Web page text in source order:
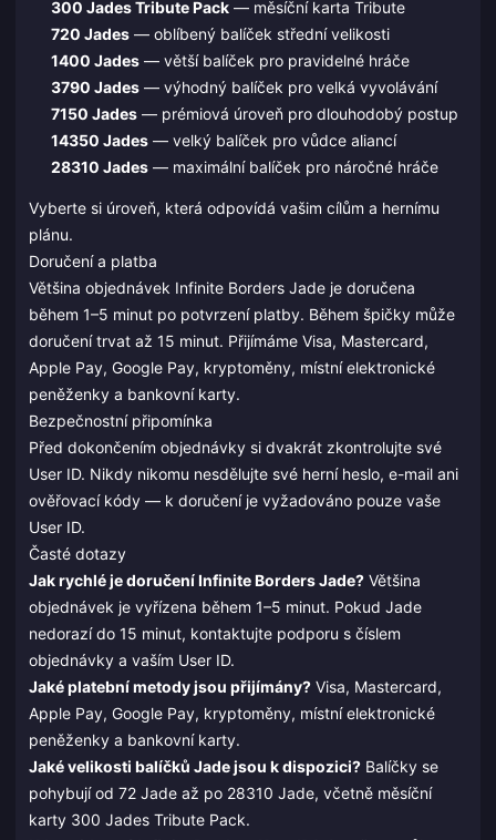
300 Jades Tribute Pack— měsíční karta Tribute
720 Jades— oblíbený balíček střední velikosti
1400 Jades— větší balíček pro pravidelné hráče
3790 Jades— výhodný balíček pro velká vyvolávání
7150 Jades— prémiová úroveň pro dlouhodobý postup
14350 Jades— velký balíček pro vůdce aliancí
28310 Jades— maximální balíček pro náročné hráče
Vyberte si úroveň, která odpovídá vašim cílům a hernímu
plánu.
Doručení a platba
Většina objednávek Infinite Borders Jade je doručena
během 1–5 minut po potvrzení platby. Během špičky může
doručení trvat až 15 minut. Přijímáme Visa, Mastercard,
Apple Pay, Google Pay, kryptoměny, místní elektronické
peněženky a bankovní karty.
Bezpečnostní připomínka
Před dokončením objednávky si dvakrát zkontrolujte své
User ID. Nikdy nikomu nesdělujte své herní heslo, e-mail ani
ověřovací kódy — k doručení je vyžadováno pouze vaše
User ID.
Časté dotazy
Jak rychlé je doručení Infinite Borders Jade? Většina
objednávek je vyřízena během 1–5 minut. Pokud Jade
nedorazí do 15 minut, kontaktujte podporu s číslem
objednávky a vaším User ID.
Jaké platební metody jsou přijímány? Visa, Mastercard,
Apple Pay, Google Pay, kryptoměny, místní elektronické
peněženky a bankovní karty.
Jaké velikosti balíčků Jade jsou k dispozici? Balíčky se
pohybují od 72 Jade až po 28310 Jade, včetně měsíční
karty 300 Jades Tribute Pack.